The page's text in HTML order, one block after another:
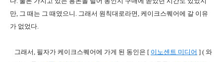
만, 그 때는 그 때였으니. 그래서 원칙대로라면, 케이크스퀘어에 갈 이유
가 없었다.
그래서, 필자가 케이크스퀘어에 가게 된 동인은 [ 이노센트 미디어 ] ( 와